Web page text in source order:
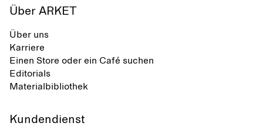
Über ARKET
Über uns
Karriere
Einen Store oder ein Café suchen
Editorials
Materialbibliothek
Kundendienst